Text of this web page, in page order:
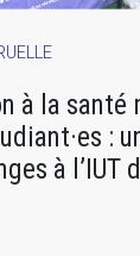
à la santé
:
à l’IUT